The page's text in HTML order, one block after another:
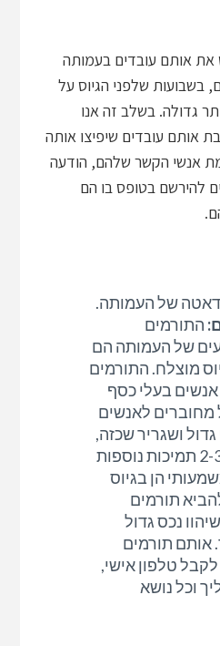
את אותם עובדים בעמותה
בשבועות שלפני הגיוס על
גדולה. בשלב זה אנו
אותם עובדים שיפיצו אותה
אנשי הקשר שלהם, הודעה
להירשם בטופס בו הם
דאטה של העמותה.
התורמים
של העמותה הם
מוצלח. התורמים
בעלי כסף
מחוברים לאנשים
ושגריר שכזה,
יכול באמצעות 2-3 תמיכות נוספות
הן בגיוס
תורמים
נכס גדול
אותם תורמים
טלפון אישי,
וכל נושא